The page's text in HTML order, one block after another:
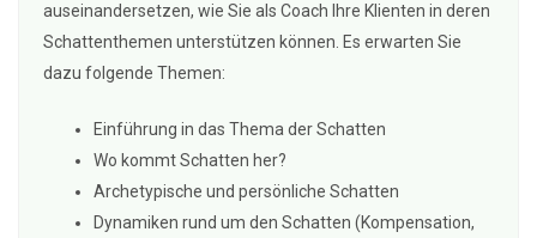
auseinandersetzen, wie Sie als Coach Ihre Klienten in deren
Schattenthemen unterstützen können. Es erwarten Sie
dazu folgende Themen:
Einführung in das Thema der Schatten
Wo kommt Schatten her?
Archetypische und persönliche Schatten
Dynamiken rund um den Schatten (Kompensation,